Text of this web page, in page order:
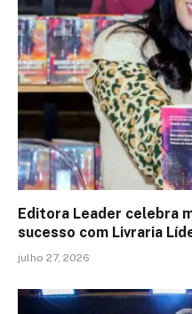
Editora Leader celebra
sucesso com Livraria
julho 27, 2026